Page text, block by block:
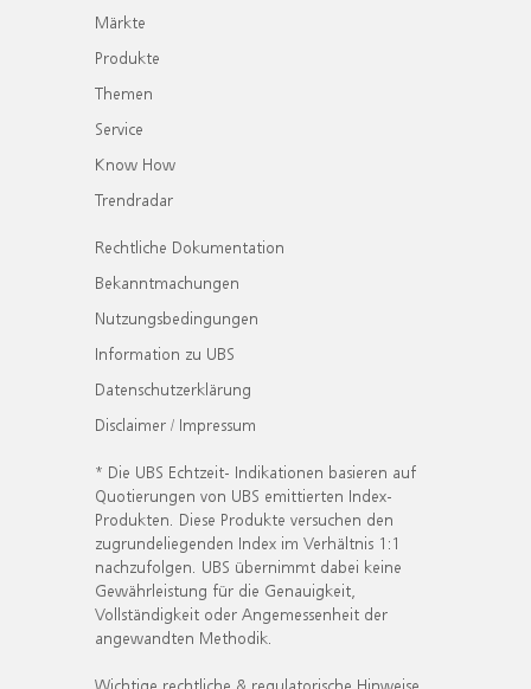
Märkte
Produkte
Themen
Service
Know How
Trendradar
Rechtliche Dokumentation
Bekanntmachungen
Nutzungsbedingungen
Information zu UBS
Datenschutzerklärung
Disclaimer / Impressum
* Die UBS Echtzeit- Indikationen basieren auf
Quotierungen von UBS emittierten Index-
Produkten. Diese Produkte versuchen den
zugrundeliegenden Index im Verhältnis 1:1
nachzufolgen. UBS übernimmt dabei keine
Gewährleistung für die Genauigkeit,
Vollständigkeit oder Angemessenheit der
angewandten Methodik.